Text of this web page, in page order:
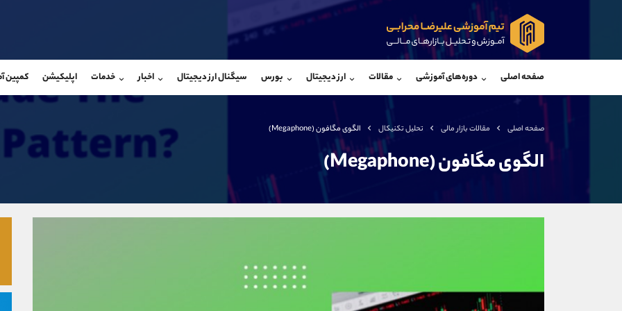
صفحه اصلی دوره‌های آموزشی مقالات ارز دیجیتال بورس سیگنال ارز دیجیتال اخبار خدمات اپلیکیشن کمپین
صفحه اصلی مقالات بازار مالی تحلیل تکنیکال الگوی مگافون (Megaphone)
الگوی مگافون (Megaphone)
واتساپ
@Armteam_admin_33
118
@Armteam_admin_por
واتساپ شروع
داخلی
تلفن